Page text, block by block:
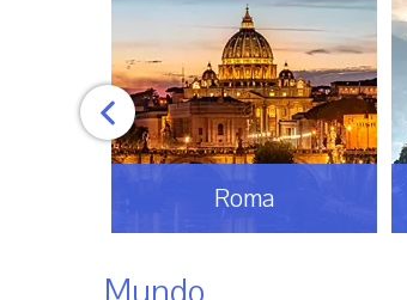
América Latina